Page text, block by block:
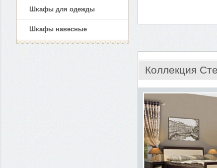
Коллекция
Шкафы для одежды
Шкафы навесные